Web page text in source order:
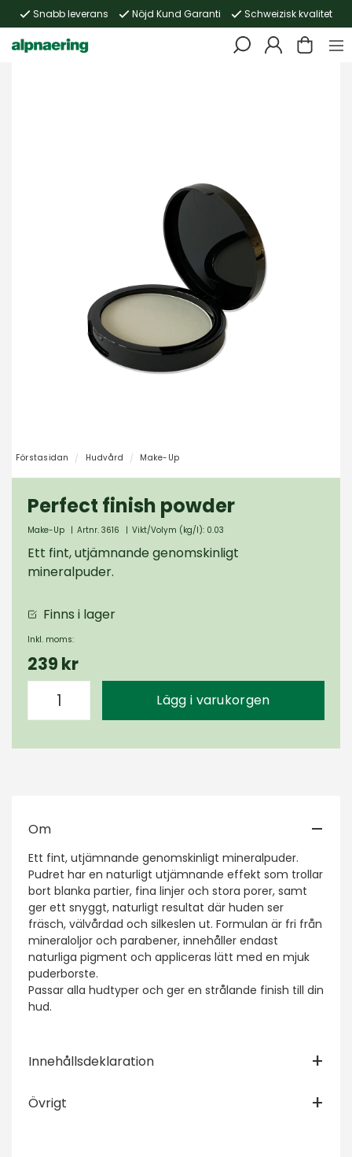
Snabb leverans Nöjd Kund Garanti Schweizisk kvalitet
Förstasidan Hudvård Make-Up
Perfect finish powder
Make-Up | Artnr. 3616 | Vikt/Volym (kg/l): 0.03
Ett fint, utjämnande genomskinligt
mineralpuder.
Finns i lager
Inkl. moms:
239 kr
Lägg i varukorgen
Om
Ett fint, utjämnande genomskinligt mineralpuder.
Pudret har en naturligt utjämnande effekt som trollar
bort blanka partier, fina linjer och stora porer, samt
ger ett snyggt, naturligt resultat där huden ser
fräsch, välvårdad och silkeslen ut. Formulan är fri från
mineraloljor och parabener, innehåller endast
naturliga pigment och appliceras lätt med en mjuk
puderborste.
Passar alla hudtyper och ger en strålande finish till din
hud.
Innehållsdeklaration
Övrigt